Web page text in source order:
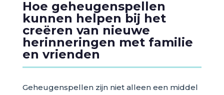
Hoe geheugenspellen
kunnen helpen bij het
creëren van nieuwe
herinneringen met familie
en vrienden
Geheugenspellen zijn niet alleen een middel